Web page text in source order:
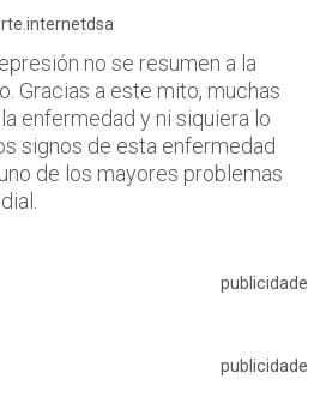
no se resumen a la
Gracias a este mito, muchas
enfermedad y ni siquiera lo
signos de esta enfermedad
de los mayores problemas
publicidade
publicidade